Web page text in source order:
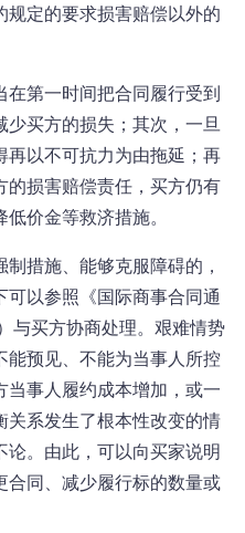
规定的要求损害赔偿以外的
第一时间把合同履行受到
买方的损失；其次，一旦
再以不可抗力为由拖延；再
的损害赔偿责任，买方仍有
价金等救济措施。
措施、能够克服障碍的，
可以参照《国际商事合同通
与买方协商处理。艰难情势
能预见、不能为当事人所控
当事人履约成本增加，或一
关系发生了根本性改变的情
论。由此，可以向买家说明
合同、减少履行标的数量或